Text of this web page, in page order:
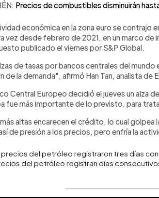
Precios de combustibles disminuirán
económica en la zona euro se contrajo
vez desde febrero de 2021, en un marco de
publicado el viernes por S&P Global.
de tasas por bancos centrales del
de la demanda", afirmó Han Tan, analista de
Central Europeo decidió el jueves un alza
fue más importante de lo previsto, para
altas encarecen el crédito, lo cual golpea
de presión a los precios, pero enfría la
del petróleo registran días